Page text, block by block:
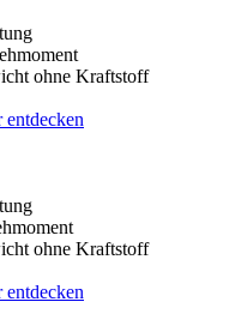
ohne Kraftstoff
entdecken
ohne Kraftstoff
entdecken